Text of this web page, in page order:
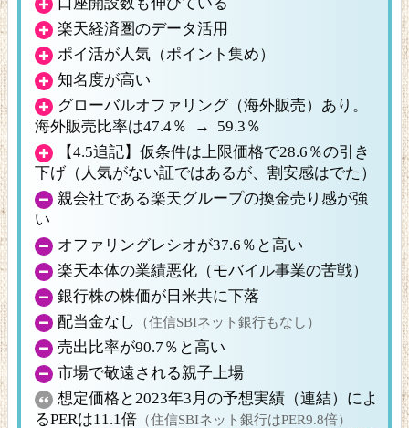
楽天経済圏のデータ活用
ポイ活が人気（ポイント集め）
知名度が高い
グローバルオファリング（海外販売）あり。
海外販売比率は47.4％ → 59.3％
【4.5追記】仮条件は上限価格で28.6％の引き
下げ（人気がない証ではあるが、割安感はでた）
親会社である楽天グループの換金売り感が強
い
オファリングレシオが37.6％と高い
楽天本体の業績悪化（モバイル事業の苦戦）
銀行株の株価が日米共に下落
配当金なし
（住信SBIネット銀行もなし）
売出比率が90.7％と高い
市場で敬遠される親子上場
想定価格と2023年3月の予想実績（連結）によ
るPERは11.1倍 （住信SBIネット銀行はPER9.8倍）